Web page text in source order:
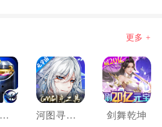
更多 +
列王的纷争 河图寻仙记 剑舞乾坤